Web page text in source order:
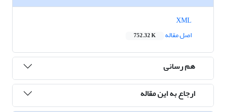
اصل مقاله
752.32 K
هم رسانی
ارجاع به این مقاله